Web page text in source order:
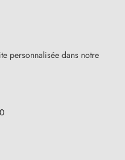
porte et la
chambre,
à condamnation
personnalisée dans notre